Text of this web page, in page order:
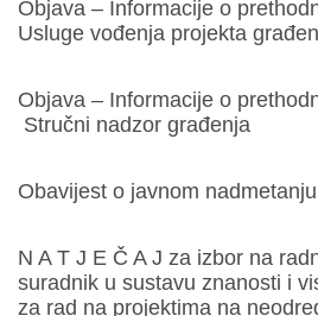
Objava – Informacije o
Usluge vođenja projekta
Objava – Informacije o
Stručni nadzor građenja
Obavijest o javnom nadmetanju
N A T J E Č A J za izbor na
suradnik u sustavu znanosti i
za rad na projektima na